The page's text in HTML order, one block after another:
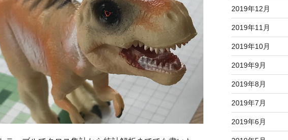
2019年12月
2019年11月
2019年10月
2019年9月
2019年8月
2019年7月
2019年6月